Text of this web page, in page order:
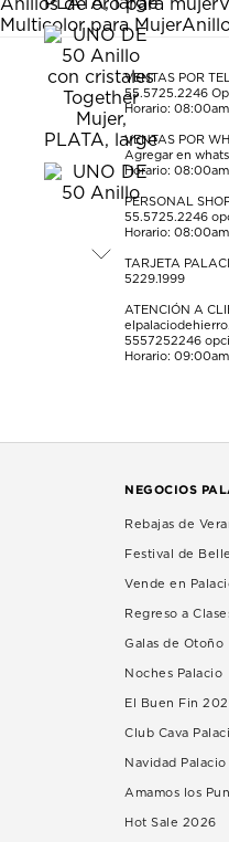
acción
abrirá
el
formulario
de
envío.
acción
abrirá
el
formulario
de
envío.
acción
abrirá
de
de
Anillos de oro para mujer
Multicolor para Mujer
VENTAS POR
55.5725.2246
Horario:
VENTAS POR
Agregar en
Horario:
PERSONAL
55.5725.2246
Horario:
TARJETA
5229.1999
ATENCIÓN A
5557252246
Horario:
NEGOCIOS
Rebajas de
Festival de
Vende en
Regreso a
Galas de Otoño
Noches Palacio
El Buen Fin
Club Cava
Navidad Palacio
Amamos los
Hot Sale 2026